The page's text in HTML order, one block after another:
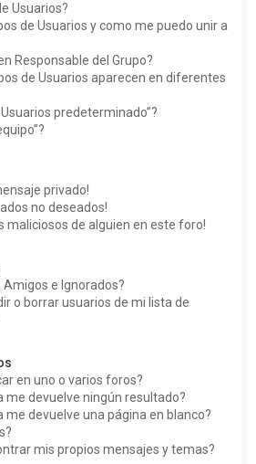
Usuarios?
de Usuarios y como me puedo unir a
Responsable del Grupo?
de Usuarios aparecen en diferentes
predeterminado”?
privado!
no deseados!
maliciosos de alguien en este foro!
Amigos e Ignorados?
o borrar usuarios de mi lista de
en uno o varios foros?
me devuelve ningún resultado?
me devuelve una página en blanco?
mis propios mensajes y temas?